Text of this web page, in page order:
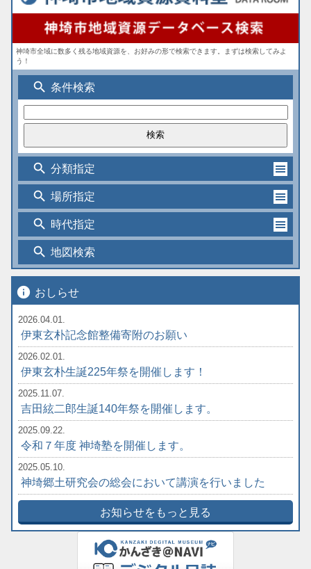
神埼市全域に数多く残る地域資源を、お好みの形で検索できます。まずは検索してみよ
う！
search 条件検索
search 分類指定
search 場所指定
search 時代指定
search 地図検索
info おしらせ
2026.04.01.
伊東玄朴記念館整備寄附のお願い
2026.02.01.
伊東玄朴生誕225年祭を開催します！
2025.11.07.
吉田絃二郎生誕140年祭を開催します。
2025.09.22.
令和７年度 神埼塾を開催します。
2025.05.10.
神埼郷土研究会の総会において講演を行いました
お知らせをもっと見る